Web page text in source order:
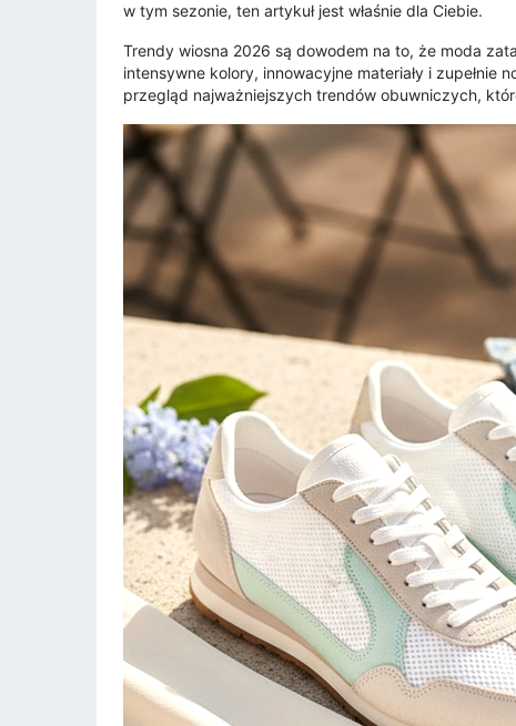
w tym sezonie, ten artykuł jest właśnie dla Ciebie.
Trendy wiosna 2026 są dowodem na to, że moda
intensywne kolory, innowacyjne materiały i zupełnie
przegląd najważniejszych trendów obuwniczych,